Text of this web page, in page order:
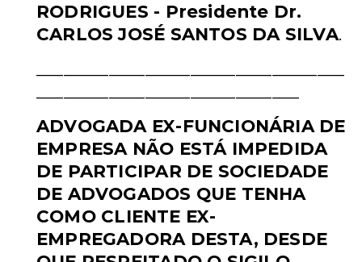
RODRIGUES - Presidente Dr.
CARLOS JOSÉ SANTOS DA SILVA.
ADVOGADA EX-FUNCIONÁRIA DE
EMPRESA NÃO ESTÁ IMPEDIDA
DE PARTICIPAR DE SOCIEDADE
DE ADVOGADOS QUE TENHA
COMO CLIENTE EX-
EMPREGADORA DESTA, DESDE